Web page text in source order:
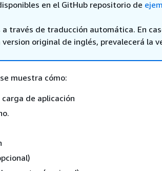
en el GitHub repositorio de
través de traducción automática. En
original de inglés, prevalecerá la
muestra cómo:
de aplicación